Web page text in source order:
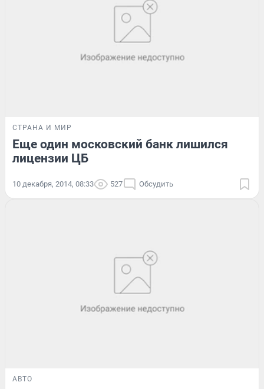
СТРАНА И МИР
Еще один московский банк лишился
лицензии ЦБ
10 декабря, 2014, 08:33 527 Обсудить
АВТО